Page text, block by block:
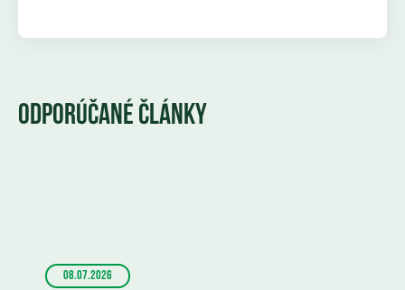
ODPORÚČANÉ ČLÁNKY
08.07.2026